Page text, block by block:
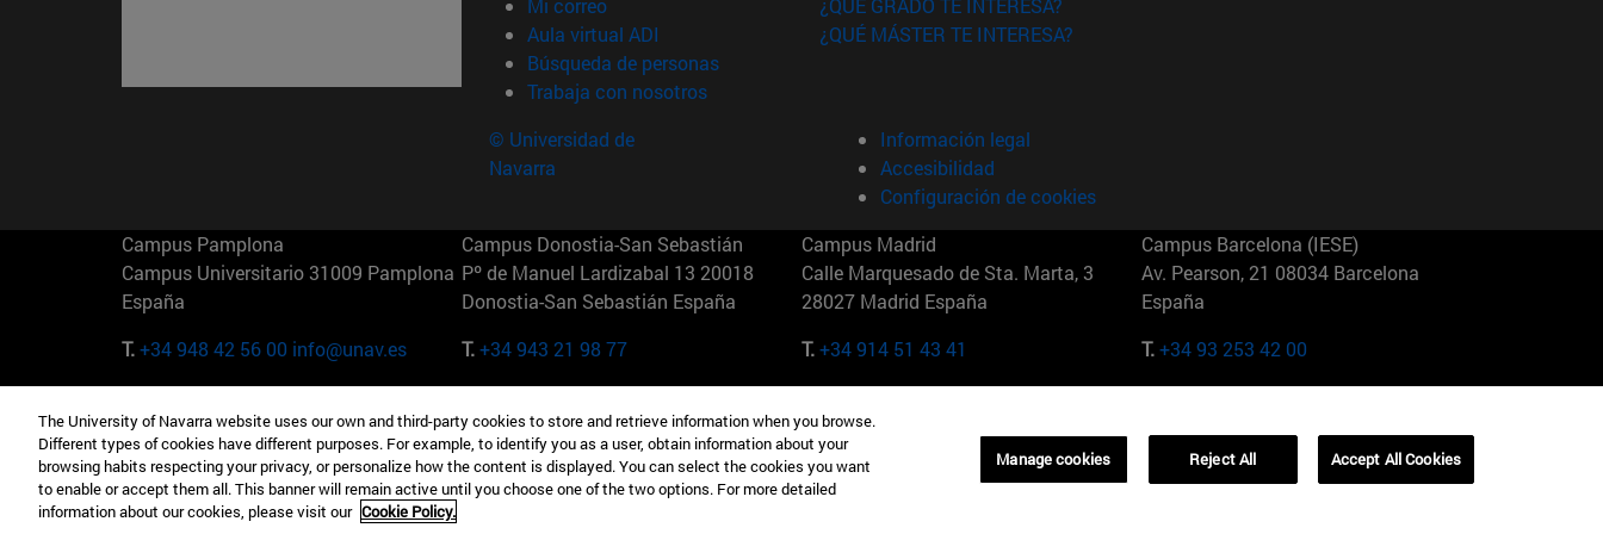
Mi correo
Aula virtual ADI (abre en nueva ventana)
Búsqueda de personas(abre en nueva ventana)
Trabaja con nosotros(abre en nueva ventana)
¿QUÉ GRADO TE INTERESA?
¿QUÉ MÁSTER TE INTERESA?
© Universidad de
Navarra
Información legal
Accesibilidad
Configuración de cookies
Campus Pamplona
Campus Universitario 31009 Pamplona
España
T.+34 948 42 56 00 info@unav.es
Campus Donostia-San Sebastián
Pº de Manuel Lardizabal 13 20018
Donostia-San Sebastián España
T.+34 943 21 98 77
Campus Madrid
Calle Marquesado de Sta. Marta, 3
28027 Madrid España
T.+34 914 51 43 41
Campus Barcelona (IESE)
Av. Pearson, 21 08034 Barcelona
España
T.+34 93 253 42 00
Camino del Cerro Águila 3 28023
Madrid España
T.+34 912 11 30 00
165 W 57th St 10019-2201 Nueva York
EE.UU
T.+1 646 346 8850
Maria-Theresia-Straße 15 81675
Múnich Alemania
T.+49 89 24209790
01321001 Bela Vista Brasil
The University of Navarra website uses our own and third-party cookies to store and retrieve information when you browse.
Different types of cookies have different purposes. For example, to identify you as a user, obtain information about your
browsing habits respecting your privacy, or personalize how the content is displayed. You can select the cookies you want
to enable or accept them all. This banner will remain active until you choose one of the two options. For more detailed
information about our cookies, please visit our Cookie Policy.
Manage cookies Reject All Accept All Cookies